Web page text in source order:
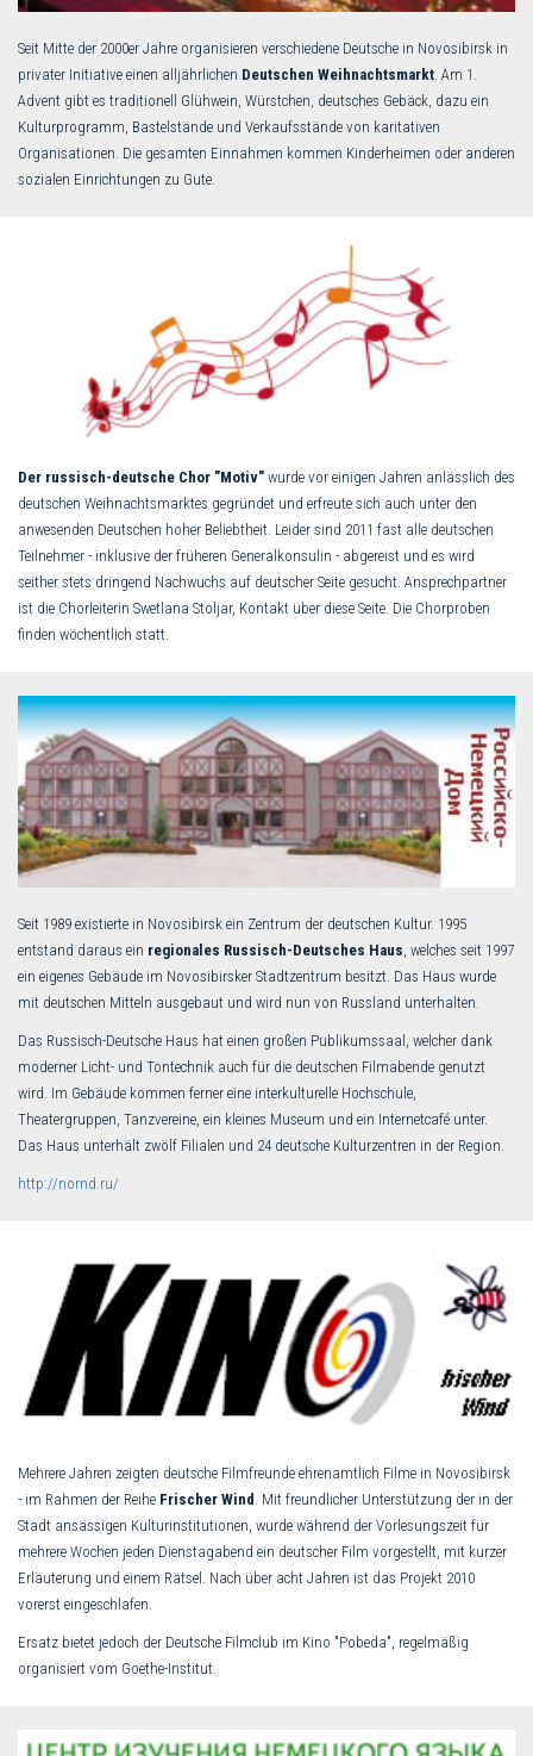
Seit Mitte der 2000er Jahre organisieren verschiedene Deutsche in Novosibirsk in
privater Initiative einen alljährlichen Deutschen Weihnachtsmarkt . Am 1.
Advent gibt es traditionell Glühwein, Würstchen, deutsches Gebäck, dazu ein
Kulturprogramm, Bastelstände und Verkaufsstände von karitativen
Organisationen. Die gesamten Einnahmen kommen Kinderheimen oder anderen
sozialen Einrichtungen zu Gute.
Der russisch-deutsche Chor "Motiv" wurde vor einigen Jahren anlässlich des
deutschen Weihnachtsmarktes gegründet und erfreute sich auch unter den
anwesenden Deutschen hoher Beliebtheit. Leider sind 2011 fast alle deutschen
Teilnehmer - inklusive der früheren Generalkonsulin - abgereist und es wird
seither stets dringend Nachwuchs auf deutscher Seite gesucht. Ansprechpartner
ist die Chorleiterin Swetlana Stoljar, Kontakt über diese Seite. Die Chorproben
finden wöchentlich statt.
Seit 1989 existierte in Novosibirsk ein Zentrum der deutschen Kultur. 1995
entstand daraus ein regionales Russisch-Deutsches Haus, welches seit 1997
ein eigenes Gebäude im Novosibirsker Stadtzentrum besitzt. Das Haus wurde
mit deutschen Mitteln ausgebaut und wird nun von Russland unterhalten.
Das Russisch-Deutsche Haus hat einen großen Publikumssaal, welcher dank
moderner Licht- und Tontechnik auch für die deutschen Filmabende genutzt
wird. Im Gebäude kommen ferner eine interkulturelle Hochschule,
Theatergruppen, Tanzvereine, ein kleines Museum und ein Internetcafé unter.
Das Haus unterhält zwölf Filialen und 24 deutsche Kulturzentren in der Region.
http://nornd.ru/
Mehrere Jahren zeigten deutsche Filmfreunde ehrenamtlich Filme in Novosibirsk
- im Rahmen der Reihe Frischer Wind . Mit freundlicher Unterstützung der in der
Stadt ansässigen Kulturinstitutionen, wurde während der Vorlesungszeit für
mehrere Wochen jeden Dienstagabend ein deutscher Film vorgestellt, mit kurzer
Erläuterung und einem Rätsel. Nach über acht Jahren ist das Projekt 2010
vorerst eingeschlafen.
Ersatz bietet jedoch der Deutsche Filmclub im Kino "Pobeda", regelmäßig
organisiert vom Goethe-Institut.